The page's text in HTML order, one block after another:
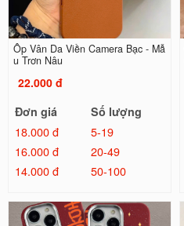
Ốp Vân Da Viền Camera Bạc - Mẫ
u Trơn Nâu
22.000 đ
Đơn giá
Số lượng
18.000 đ
5-19
16.000 đ
20-49
14.000 đ
50-100